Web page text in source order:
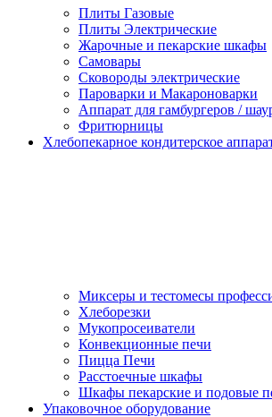
Плиты Газовые
Плиты Электрические
Жарочные и пекарские шкафы
Самовары
Сковороды электрические
Пароварки и Макароноварки
Аппарат для гамбургеров /
Фритюрницы
Хлебопекарное кондитерское
Миксеры и тестомесы
Хлеборезки
Мукопросеиватели
Конвекционные печи
Пицца Печи
Расстоечные шкафы
Шкафы пекарские и подовые
Упаковочное оборудование